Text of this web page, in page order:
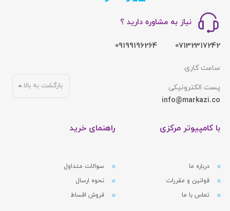
نیاز به مشاوره دارید ؟
07132317242
09199196264
ساعت کاری
پست الکترونیکی
info@markazi.co
با کامپیوتر مرکزی
درباره ما
قوانین و مقررات
تماس با ما
راهنمای خرید
سوالات متداول
نحوه ارسال
فروش اقساط
بازگشت به بالا